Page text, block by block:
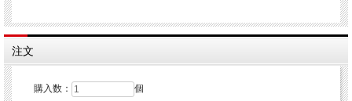
注文
購入数： 個